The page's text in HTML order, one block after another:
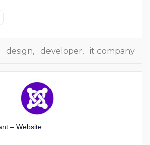
design, developer, it company
– Website